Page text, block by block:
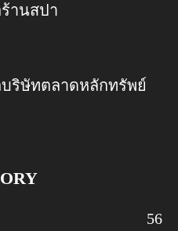
านสปา
ริษัทตลาดหลักทรัพย์
56